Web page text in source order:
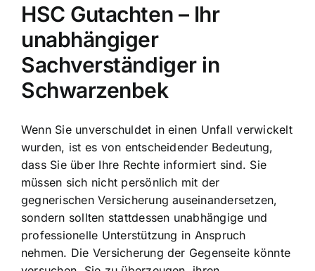
HSC Gutachten – Ihr
unabhängiger
Sachverständiger in
Schwarzenbek
Wenn Sie unverschuldet in einen Unfall verwickelt
wurden, ist es von entscheidender Bedeutung,
dass Sie über Ihre Rechte informiert sind. Sie
müssen sich nicht persönlich mit der
gegnerischen Versicherung auseinandersetzen,
sondern sollten stattdessen unabhängige und
professionelle Unterstützung in Anspruch
nehmen. Die Versicherung der Gegenseite könnte